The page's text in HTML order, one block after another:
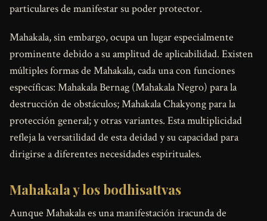
particulares de manifestar su poder protector.
Mahakala, sin embargo, ocupa un lugar especialmente
prominente debido a su amplitud de aplicabilidad. Existen
múltiples formas de Mahakala, cada una con funciones
específicas: Mahakala Bernag (Mahakala Negro) para la
destrucción de obstáculos; Mahakala Chakyong para la
protección general; y otras variantes. Esta multiplicidad
refleja la versatilidad de esta deidad y su capacidad para
dirigirse a diferentes necesidades espirituales.
Mahakala y los bodhisattvas
Aunque Mahakala es una manifestación iracunda de